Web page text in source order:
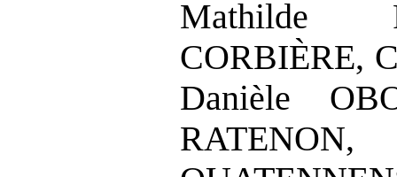
Mathilde
CORBIÈRE,
Danièle
RATENON,